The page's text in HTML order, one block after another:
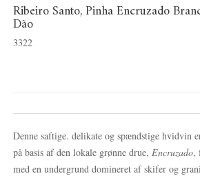
Ribeiro Santo, Pinha Encruzado
Dão
3322
Denne saftige. delikate og spændstige hvidvin
på basis af den lokale grønne drue,Encruzado,
med en undergrund domineret af skifer og